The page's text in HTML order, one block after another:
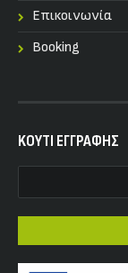
Επικοινωνία
Booking
KOYTI ΕΓΓΡΑΦΗΣ